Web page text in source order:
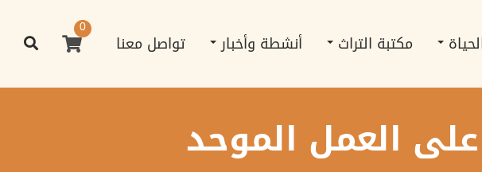
مكتبة التراث أنشطة وأخبار تواصل معنا
0
العمل الموحد